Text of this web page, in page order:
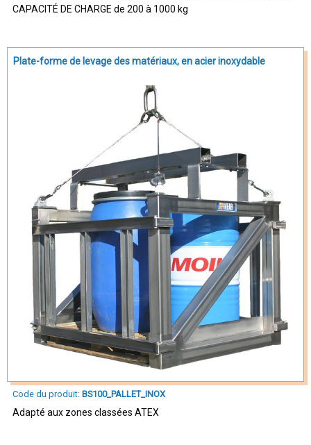
CAPACITÉ DE CHARGE de 200 à 1000 kg
Plate-forme de levage des matériaux, en acier inoxydable
Code du produit: BS100_PALLET_INOX
Adapté aux zones classées ATEX